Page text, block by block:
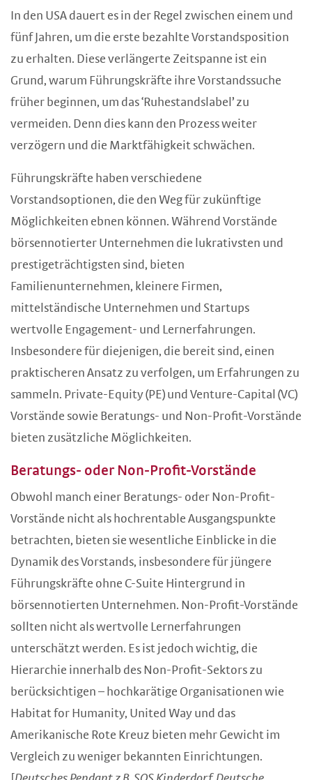
In den USA dauert es in der Regel zwischen einem und
fünf Jahren, um die erste bezahlte Vorstandsposition
zu erhalten. Diese verlängerte Zeitspanne ist ein
Grund, warum Führungskräfte ihre Vorstandssuche
früher beginnen, um das ‘Ruhestandslabel’ zu
vermeiden. Denn dies kann den Prozess weiter
verzögern und die Marktfähigkeit schwächen.
Führungskräfte haben verschiedene
Vorstandsoptionen, die den Weg für zukünftige
Möglichkeiten ebnen können. Während Vorstände
börsennotierter Unternehmen die lukrativsten und
prestigeträchtigsten sind, bieten
Familienunternehmen, kleinere Firmen,
mittelständische Unternehmen und Startups
wertvolle Engagement- und Lernerfahrungen.
Insbesondere für diejenigen, die bereit sind, einen
praktischeren Ansatz zu verfolgen, um Erfahrungen zu
sammeln. Private-Equity (PE) und Venture-Capital (VC)
Vorstände sowie Beratungs- und Non-Profit-Vorstände
bieten zusätzliche Möglichkeiten.
Beratungs- oder Non-Profit-Vorstände
Obwohl manch einer Beratungs- oder Non-Profit-
Vorstände nicht als hochrentable Ausgangspunkte
betrachten, bieten sie wesentliche Einblicke in die
Dynamik des Vorstands, insbesondere für jüngere
Führungskräfte ohne C-Suite Hintergrund in
börsennotierten Unternehmen. Non-Profit-Vorstände
sollten nicht als wertvolle Lernerfahrungen
unterschätzt werden. Es ist jedoch wichtig, die
Hierarchie innerhalb des Non-Profit-Sektors zu
berücksichtigen – hochkarätige Organisationen wie
Habitat for Humanity, United Way und das
Amerikanische Rote Kreuz bieten mehr Gewicht im
Vergleich zu weniger bekannten Einrichtungen.